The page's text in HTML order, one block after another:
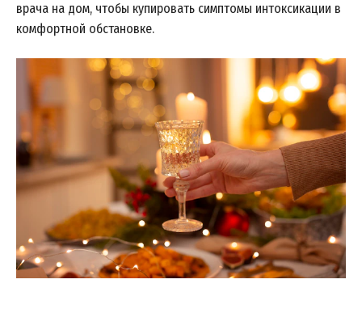
врача на дом, чтобы купировать симптомы интоксикации в
комфортной обстановке.